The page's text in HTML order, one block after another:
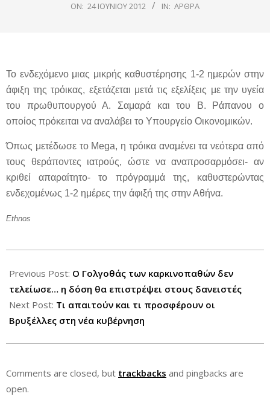
ON: 24 ΙΟΥΝΊΟΥ 2012 IN: ΆΡΘΡΑ
Το ενδεχόμενο μιας μικρής καθυστέρησης 1-2 ημερών στην
άφιξη της τρόικας, εξετάζεται μετά τις εξελίξεις με την υγεία
του πρωθυπουργού Α. Σαμαρά και του Β. Ράπανου ο
οποίος πρόκειται να αναλάβει το Υπουργείο Οικονομικών.
Όπως μετέδωσε το Mega, η τρόικα αναμένει τα νεότερα από
τους θεράποντες ιατρούς, ώστε να αναπροσαρμόσει- αν
κριθεί απαραίτητο- το πρόγραμμά της, καθυστερώντας
ενδεχομένως 1-2 ημέρες την άφιξή της στην Αθήνα.
Ethnos
06-
24
Previous Post: Ο Γολγοθάς των καρκινοπαθών δεν
τελείωσε… η δόση θα επιστρέψει στους δανειστές
Next Post: Τι απαιτούν και τι προσφέρουν οι
Βρυξέλλες στη νέα κυβέρνηση
Comments are closed, but trackbacks and pingbacks are
open.